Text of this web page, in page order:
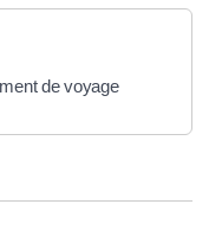
de voyage